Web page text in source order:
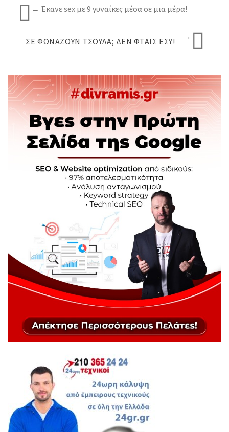
← Έκανε sex με 9 γυναίκες μέσα σε μια μέρα!
ΣΕ ΦΩΝΆΖΟΥΝ ΤΣΟΎΛΑ; ΔΕΝ ΦΤΑΙΣ ΕΣΎ! →